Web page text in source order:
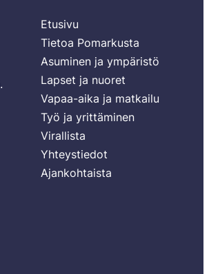
.
Etusivu
Tietoa Pomarkusta
Asuminen ja ympäristö
Lapset ja nuoret
Vapaa-aika ja matkailu
Työ ja yrittäminen
Virallista
Yhteystiedot
Ajankohtaista